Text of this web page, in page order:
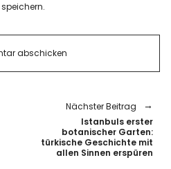
Nächster Beitrag
Istanbuls erster
botanischer Garten:
türkische Geschichte mit
allen Sinnen erspüren